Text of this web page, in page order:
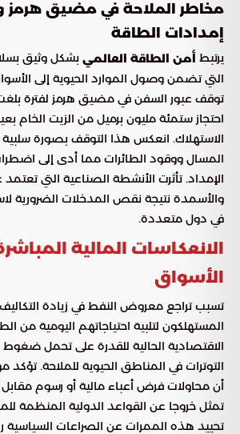
مخاطر الملاحة في مضيق هرمز
إمدادات الطاقة
يرتبط أمن الطاقة العالمي بشكل وثيق
التي تضمن وصول الموارد الحيوية إلى
توقف عبور السفن في مضيق هرمز لفترة
احتجاز ستمئة مليون برميل من الزيت الخام
الاستهلاك. انعكس هذا التوقف بصورة سلبية
المسال ووقود الطائرات مما أدى إلى
الإمداد. تأثرت الأنشطة الصناعية التي تعتمد
والأسمدة نتيجة نقص المدخلات الضرورية
في دول متعددة.
الانعكاسات المالية
الأسواق
تسبب تراجع معروض النفط في زيادة التكاليف
المستهلكون لتلبية احتياجاتهم اليومية من
الاقتصادية الحالية للقدرة على تحمل
التوترات في المناطق الحيوية للملاحة. تؤكد
أن محاولات فرض أعباء مالية أو رسوم مقابل
تمثل خروجا عن القواعد الدولية المنظمة
تحييد هذه الممرات عن الصراعات السياسية